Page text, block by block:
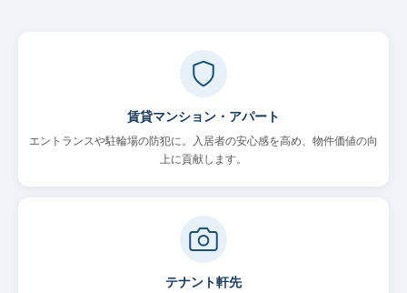
賃貸マンション・アパート
エントランスや駐輪場の防犯に。入居者の安心感を高め、物件価値の向
上に貢献します。
テナント軒先